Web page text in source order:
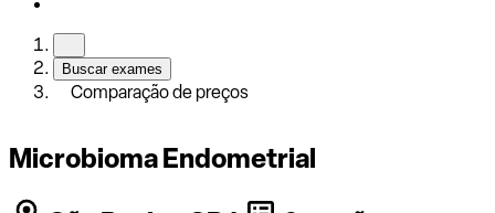
Buscar exames
Comparação de preços
Microbioma Endometrial